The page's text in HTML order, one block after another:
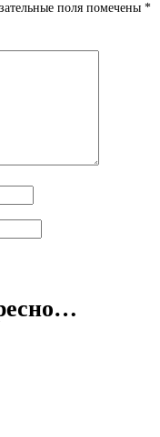
поля помечены *